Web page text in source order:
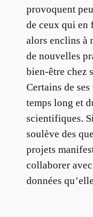
provoquent
de ceux qui en
alors enclins à
de nouvelles
bien-être chez
Certains de
temps long et
scientifiques.
soulève des
projets
collaborer
données